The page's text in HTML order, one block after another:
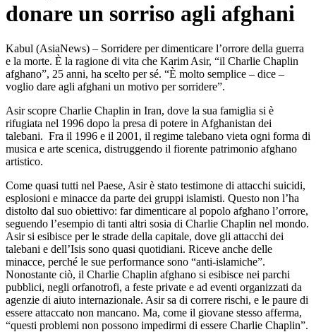
donare un sorriso agli afghani
Kabul (AsiaNews) – Sorridere per dimenticare l’orrore della guerra
e la morte. È la ragione di vita che Karim Asir, “il Charlie Chaplin
afghano”, 25 anni, ha scelto per sé. “È molto semplice – dice –
voglio dare agli afghani un motivo per sorridere”.
Asir scopre Charlie Chaplin in Iran, dove la sua famiglia si è
rifugiata nel 1996 dopo la presa di potere in Afghanistan dei
talebani. Fra il 1996 e il 2001, il regime talebano vieta ogni forma di
musica e arte scenica, distruggendo il fiorente patrimonio afghano
artistico.
Come quasi tutti nel Paese, Asir è stato testimone di attacchi suicidi,
esplosioni e minacce da parte dei gruppi islamisti. Questo non l’ha
distolto dal suo obiettivo: far dimenticare al popolo afghano l’orrore,
seguendo l’esempio di tanti altri sosia di Charlie Chaplin nel mondo.
Asir si esibisce per le strade della capitale, dove gli attacchi dei
talebani e dell’Isis sono quasi quotidiani. Riceve anche delle
minacce, perché le sue performance sono “anti-islamiche”.
Nonostante ciò, il Charlie Chaplin afghano si esibisce nei parchi
pubblici, negli orfanotrofi, a feste private e ad eventi organizzati da
agenzie di aiuto internazionale. Asir sa di correre rischi, e le paure di
essere attaccato non mancano. Ma, come il giovane stesso afferma,
“questi problemi non possono impedirmi di essere Charlie Chaplin”.